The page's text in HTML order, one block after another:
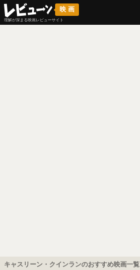
映画
理解が深まる映画レビューサイト
キャスリーン・クインランのおすすめ映画一覧